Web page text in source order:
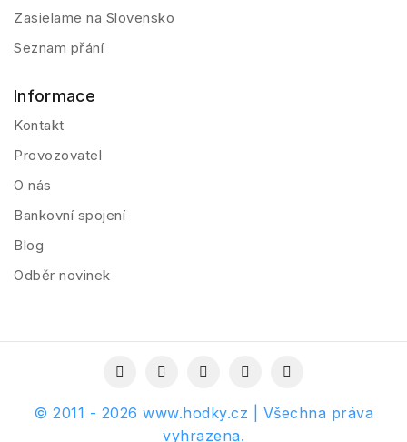
Zasielame na Slovensko
Seznam přání
Informace
Kontakt
Provozovatel
O nás
Bankovní spojení
Blog
Odběr novinek
© 2011 - 2026 www.hodky.cz | Všechna práva
vyhrazena.